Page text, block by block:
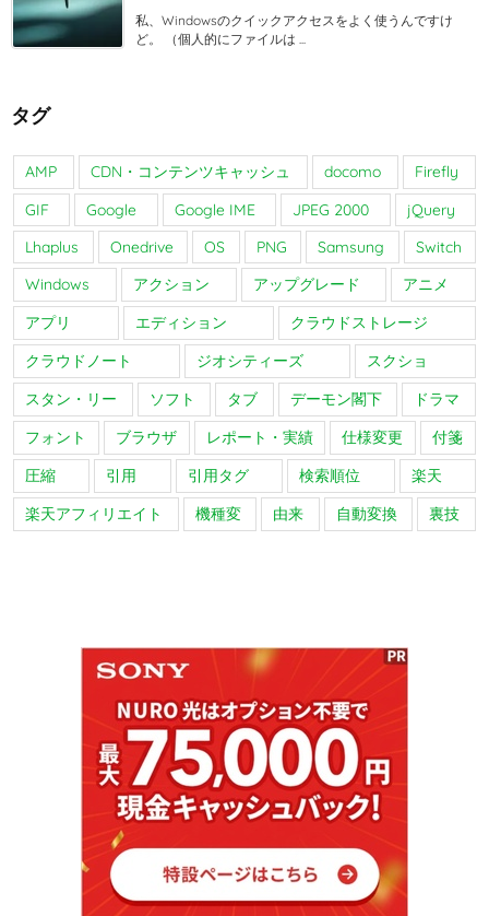
私、Windowsのクイックアクセスをよく使うんですけ
ど。 （個人的にファイルは ...
タグ
AMP CDN・コンテンツキャッシュ docomo
Firefly
GIF
Google Google IME JPEG 2000
jQuery
Lhaplus
Onedrive OS PNG Samsung
Switch
Windows
アクション アップグレード
アニメ
アプリ
エディション
クラウドストレージ
クラウドノート
ジオシティーズ
スクショ
スタン・リー
ソフト タブ デーモン閣下
ドラマ
フォント
ブラウザ レポート・実績 仕様変更
付箋
圧縮
引用 引用タグ 検索順位
楽天
楽天アフィリエイト
機種変 由来 自動変換 裏技